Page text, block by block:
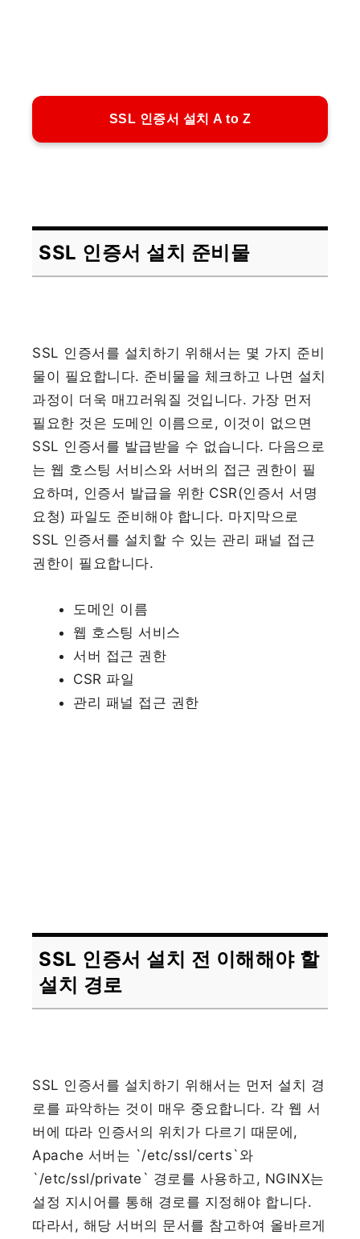
SSL 인증서 설치 A to Z
SSL 인증서 설치 준비물
SSL 인증서를 설치하기 위해서는 몇 가지 준비
물이 필요합니다. 준비물을 체크하고 나면 설치
과정이 더욱 매끄러워질 것입니다. 가장 먼저
필요한 것은 도메인 이름으로, 이것이 없으면
SSL 인증서를 발급받을 수 없습니다. 다음으로
는 웹 호스팅 서비스와 서버의 접근 권한이 필
요하며, 인증서 발급을 위한 CSR(인증서 서명
요청) 파일도 준비해야 합니다. 마지막으로
SSL 인증서를 설치할 수 있는 관리 패널 접근
권한이 필요합니다.
도메인 이름
웹 호스팅 서비스
서버 접근 권한
CSR 파일
관리 패널 접근 권한
SSL 인증서 설치 전 이해해야 할
설치 경로
SSL 인증서를 설치하기 위해서는 먼저 설치 경
로를 파악하는 것이 매우 중요합니다. 각 웹 서
버에 따라 인증서의 위치가 다르기 때문에,
Apache 서버는 `/etc/ssl/certs`와
`/etc/ssl/private` 경로를 사용하고, NGINX는
설정 지시어를 통해 경로를 지정해야 합니다.
따라서, 해당 서버의 문서를 참고하여 올바르게